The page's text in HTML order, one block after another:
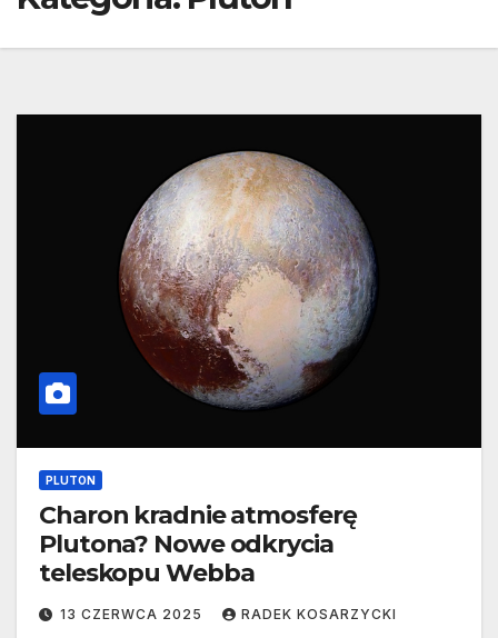
PLUTON
Charon kradnie atmosferę
Plutona? Nowe odkrycia
teleskopu Webba
13 CZERWCA 2025 RADEK KOSARZYCKI